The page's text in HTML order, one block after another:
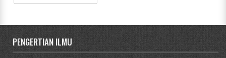
PENGERTIAN ILMU